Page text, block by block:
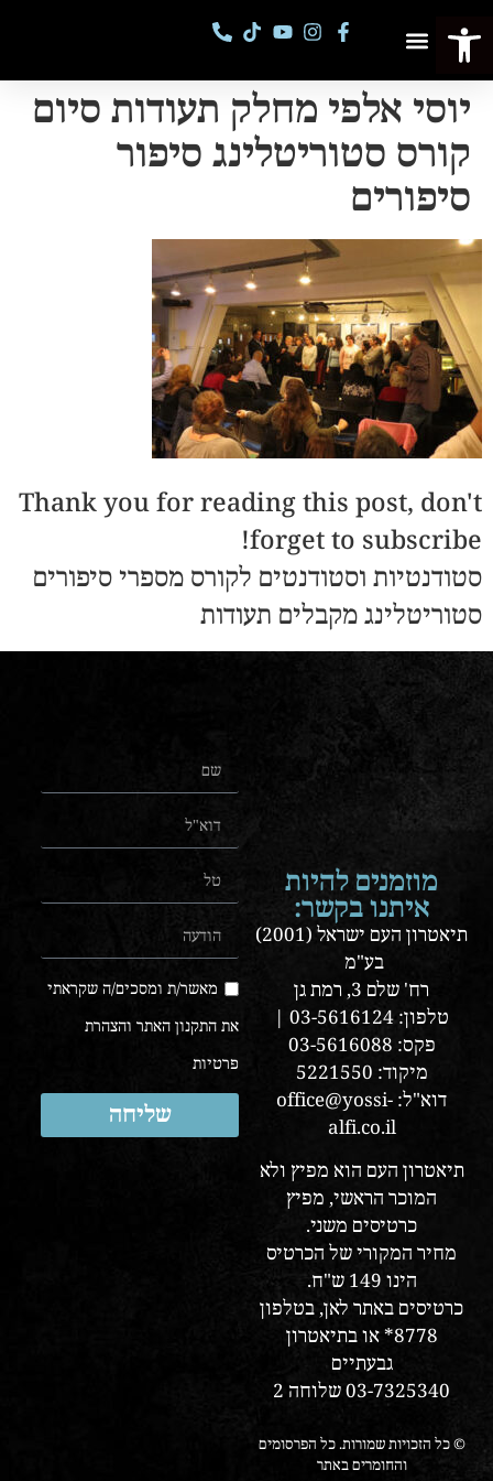
יוסי אלפי מחלק תעודות סיום
קורס סטוריטלינג סיפור
סיפורים
Thank you for reading this post, don't
forget to subscribe!
סטודנטיות וסטודנטים לקורס מספרי סיפורים
סטוריטלינג מקבלים תעודות
מוזמנים להיות
איתנו בקשר:
תיאטרון העם ישראל (2001)
בע"מ
רח' שלם 3, רמת גן
טלפון: 03-5616124 |
פקס: 03-5616088
מיקוד: 5221550
דוא"ל: office@yossi-
alfi.co.il
תיאטרון העם הוא מפיץ ולא
המוכר הראשי, מפיץ
כרטיסים משני.
מחיר המקורי של הכרטיס
הינו 149 ש"ח.
כרטיסים באתר לאן, בטלפון
8778* או בתיאטרון
גבעתיים
03-7325340 שלוחה 2
© כל הזכויות שמורות. כל הפרסומים
והחומרים באתר
מאשר/ת ומסכים/ה שקראתי
את התקנון האתר והצהרת
פרטיות
שליחה
פתח סרגל נגישות